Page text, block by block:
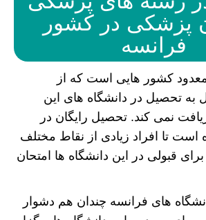
پزشکی در کشور
فرانسه
کشور هایی است که از
به تحصیل در دانشگاه های این
نمی کند. تحصیل رایگان در
تا افراد زیادی از نقاط مختلف
قبولی در این دانشگاه ها امتحان
های فرانسه چندان هم دشوار